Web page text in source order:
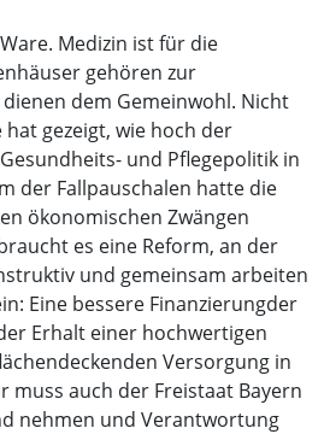
Medizin ist für die
gehören zur
dem Gemeinwohl. Nicht
gezeigt, wie hoch der
und Pflegepolitik in
der Fallpauschalen hatte die
ökonomischen Zwängen
es eine Reform, an der
und gemeinsam arbeiten
Eine bessere Finanzierungder
Erhalt einer hochwertigen
Versorgung in
muss auch der Freistaat Bayern
nehmen und Verantwortung